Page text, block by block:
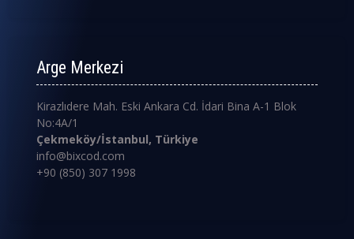
Arge Merkezi
Kirazlıdere Mah. Eski Ankara Cd. İdari Bina A-1 Blok
No:4A/1
Çekmeköy/İstanbul, Türkiye
info@bixcod.com
+90 (850) 307 1998